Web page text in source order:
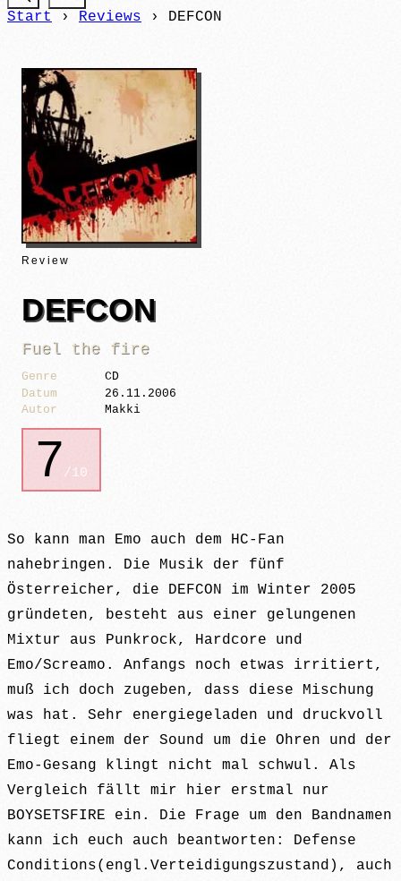
Start › Reviews › DEFCON
Review
DEFCON
Fuel the fire
Genre
CD
Datum
26.11.2006
Autor
Makki
7/10
So kann man Emo auch dem HC-Fan
nahebringen. Die Musik der fünf
Österreicher, die DEFCON im Winter 2005
gründeten, besteht aus einer gelungenen
Mixtur aus Punkrock, Hardcore und
Emo/Screamo. Anfangs noch etwas irritiert,
muß ich doch zugeben, dass diese Mischung
was hat. Sehr energiegeladen und druckvoll
fliegt einem der Sound um die Ohren und der
Emo-Gesang klingt nicht mal schwul. Als
Vergleich fällt mir hier erstmal nur
BOYSETSFIRE ein. Die Frage um den Bandnamen
kann ich euch auch beantworten: Defense
Conditions(engl.Verteidigungszustand), auch